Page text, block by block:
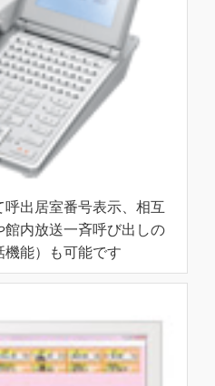
出居室番号表示、相互
内放送一斉呼び出しの
能）も可能です